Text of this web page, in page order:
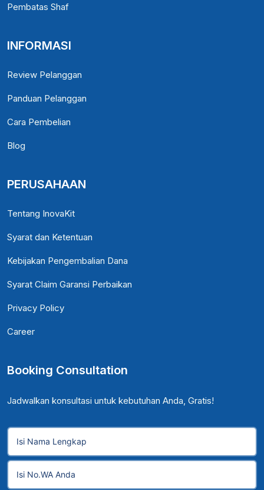
Pembatas Shaf
INFORMASI
Review Pelanggan
Panduan Pelanggan
Cara Pembelian
Blog
PERUSAHAAN
Tentang InovaKit
Syarat dan Ketentuan
Kebijakan Pengembalian Dana
Syarat Claim Garansi Perbaikan
Privacy Policy
Career
Booking Consultation
Jadwalkan konsultasi untuk kebutuhan Anda, Gratis!